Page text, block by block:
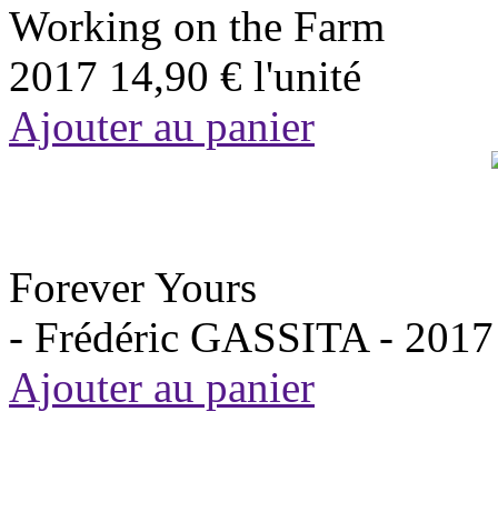
Working on the Farm
2017 14,90 € l'unité
Ajouter au panier
Forever Yours
- Frédéric GASSITA - 2017
Ajouter au panier